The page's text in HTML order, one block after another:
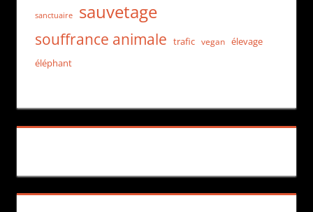
sanctuaire sauvetage
souffrance animale trafic vegan
élevage
éléphant